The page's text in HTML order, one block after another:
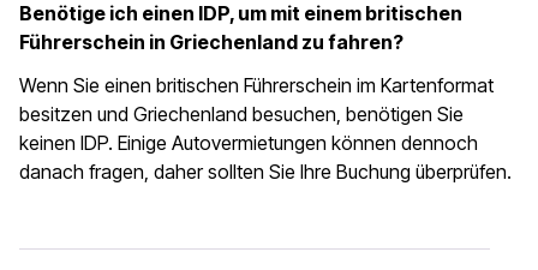
Benötige ich einen IDP, um mit einem britischen
Führerschein in Griechenland zu fahren?
Wenn Sie einen britischen Führerschein im Kartenformat
besitzen und Griechenland besuchen, benötigen Sie
keinen IDP. Einige Autovermietungen können dennoch
danach fragen, daher sollten Sie Ihre Buchung überprüfen.